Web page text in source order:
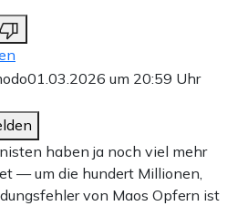
01.03.2026 um 20:59 Uhr
haben ja noch viel mehr
— um die hundert Millionen,
von Maos Opfern ist